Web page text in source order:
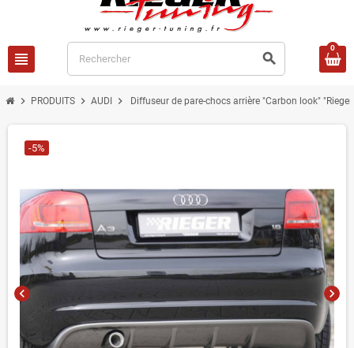
view_headline search
0
chevron_right PRODUITS chevron_right AUDI chevron_right Diffuseur de pare-chocs arrière "Carbon look"
chevron_left chevron_right
-5%